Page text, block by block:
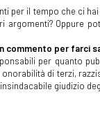
per il tempo che ci
argomenti? Oppure
commento per farci
per quanto
di terzi,
giudizio